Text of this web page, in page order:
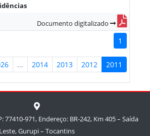
Documento digitalizado
1
... 2014 2013 2012 2011
77410-971, Endereço: BR-242, Km 405 – Saída
Leste, Gurupi – Tocantins